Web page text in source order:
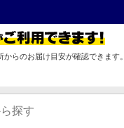
らのお届け目安が確認できます。